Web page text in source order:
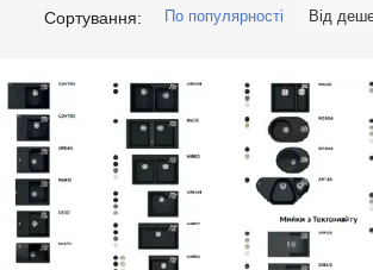
Сортування: По популярності Від